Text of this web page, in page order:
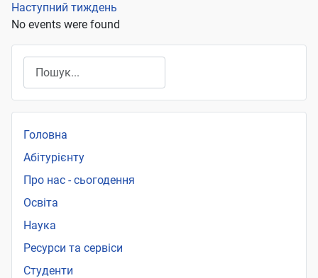
Наступний тиждень
No events were found
Головна
Абітурієнту
Про нас - сьогодення
Освіта
Наука
Ресурси та сервіси
Студенти